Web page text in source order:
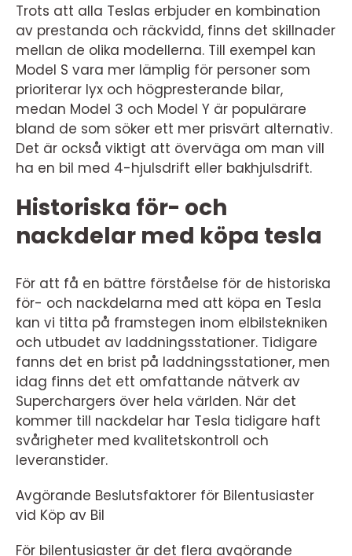
Trots att alla Teslas erbjuder en kombination
av prestanda och räckvidd, finns det skillnader
mellan de olika modellerna. Till exempel kan
Model S vara mer lämplig för personer som
prioriterar lyx och högpresterande bilar,
medan Model 3 och Model Y är populärare
bland de som söker ett mer prisvärt alternativ.
Det är också viktigt att överväga om man vill
ha en bil med 4-hjulsdrift eller bakhjulsdrift.
Historiska för- och
nackdelar med köpa tesla
För att få en bättre förståelse för de historiska
för- och nackdelarna med att köpa en Tesla
kan vi titta på framstegen inom elbilstekniken
och utbudet av laddningsstationer. Tidigare
fanns det en brist på laddningsstationer, men
idag finns det ett omfattande nätverk av
Superchargers över hela världen. När det
kommer till nackdelar har Tesla tidigare haft
svårigheter med kvalitetskontroll och
leveranstider.
Avgörande Beslutsfaktorer för Bilentusiaster
vid Köp av Bil
För bilentusiaster är det flera avgörande